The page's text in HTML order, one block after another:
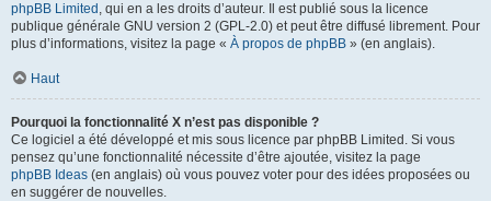
phpBB Limited , qui en a les droits d’auteur. Il est publié sous la licence
publique générale GNU version 2 (GPL-2.0) et peut être diffusé librement. Pour
plus d’informations, visitez la page « À propos de phpBB » (en anglais).
Haut
Pourquoi la fonctionnalité X n’est pas disponible ?
Ce logiciel a été développé et mis sous licence par phpBB Limited. Si vous
pensez qu’une fonctionnalité nécessite d’être ajoutée, visitez la page
phpBB Ideas (en anglais) où vous pouvez voter pour des idées proposées ou
en suggérer de nouvelles.